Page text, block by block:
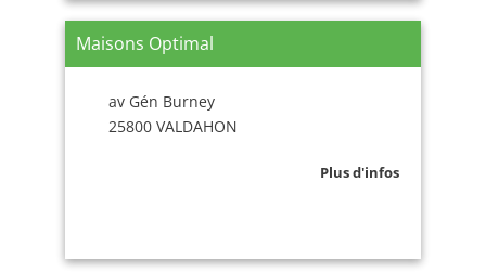
Maisons Optimal
av Gén Burney
25800 VALDAHON
Plus d'infos